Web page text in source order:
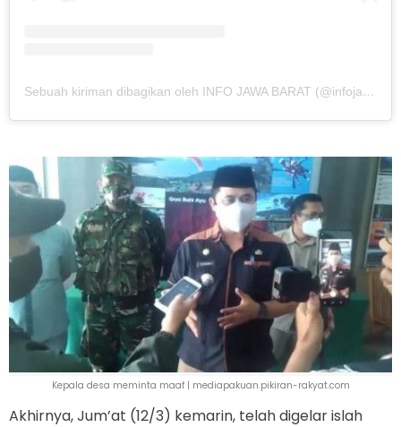
Sebuah kiriman dibagikan oleh INFO JAWA BARAT (@infojawabarat)
Kepala desa meminta maaf | mediapakuan.pikiran-rakyat.com
Akhirnya, Jum’at (12/3) kemarin, telah digelar islah